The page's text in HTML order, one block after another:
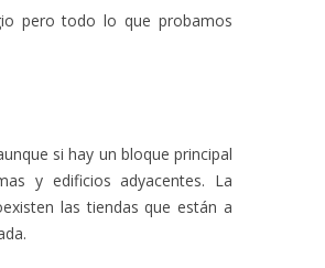
pero todo lo que probamos
si hay un bloque principal
y edificios adyacentes. La
las tiendas que están a